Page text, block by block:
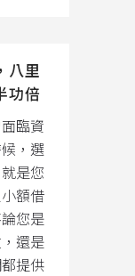
八里
功倍
臨資
，選
是您
額借
您是
還是
提供